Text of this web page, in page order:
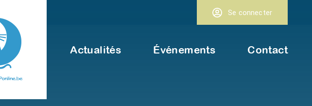
Se connecter
Actualités Événements Contact